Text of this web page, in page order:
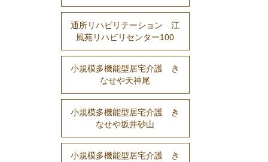
通所リハビリテーション 江
風苑リハビリセンター100
小規模多機能型居宅介護 き
なせや天神尾
小規模多機能型居宅介護 き
なせや坂井砂山
小規模多機能型居宅介護 き